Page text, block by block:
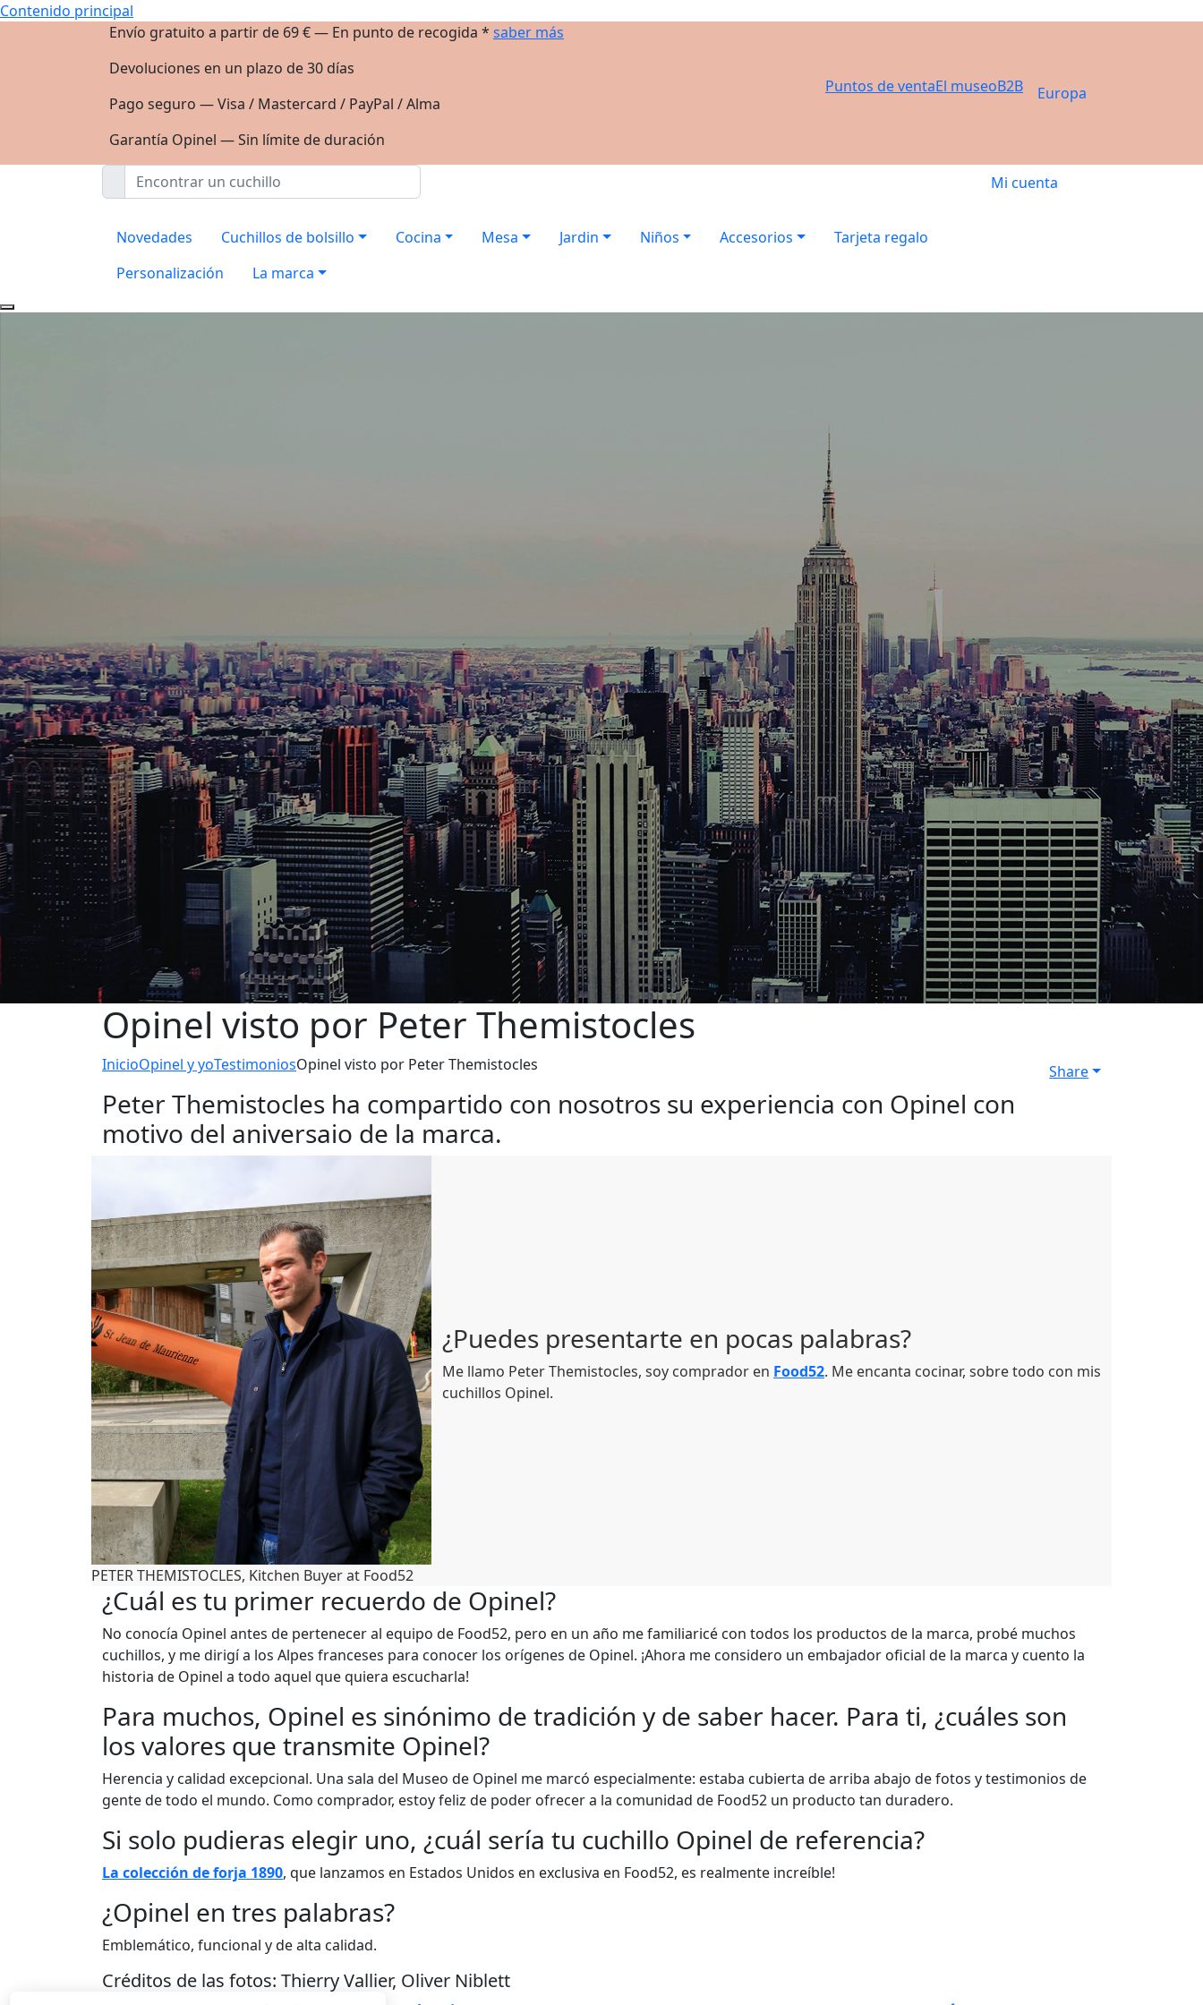
Contenido principal
Envío gratuito a partir de 69 € — En punto de recogida * saber más
Devoluciones en un plazo de 30 días
Pago seguro — Visa / Mastercard / PayPal / Alma
Garantía Opinel — Sin límite de duración
Puntos de ventaEl museoB2B Europa
Mi cuenta
Novedades Cuchillos de bolsillo Cocina Mesa Jardin Niños Accesorios
Tarjeta regalo
Personalización
La marca
Opinel visto por Peter Themistocles
InicioOpinel y yoTestimoniosOpinel visto por Peter Themistocles Share
Peter Themistocles ha compartido con nosotros su experiencia con Opinel con
motivo del aniversaio de la marca.
PETER THEMISTOCLES, Kitchen Buyer at Food52
¿Puedes presentarte en pocas palabras?
Me llamo Peter Themistocles, soy comprador en Food52. Me encanta cocinar, sobre todo con mis
cuchillos Opinel.
¿Cuál es tu primer recuerdo de Opinel?
No conocía Opinel antes de pertenecer al equipo de Food52, pero en un año me familiaricé con todos los productos de la marca, probé muchos
cuchillos, y me dirigí a los Alpes franceses para conocer los orígenes de Opinel. ¡Ahora me considero un embajador oficial de la marca y cuento la
historia de Opinel a todo aquel que quiera escucharla!
Para muchos, Opinel es sinónimo de tradición y de saber hacer. Para ti, ¿cuáles son
los valores que transmite Opinel?
Herencia y calidad excepcional. Una sala del Museo de Opinel me marcó especialmente: estaba cubierta de arriba abajo de fotos y testimonios de
gente de todo el mundo. Como comprador, estoy feliz de poder ofrecer a la comunidad de Food52 un producto tan duradero.
Si solo pudieras elegir uno, ¿cuál sería tu cuchillo Opinel de referencia?
La colección de forja 1890, que lanzamos en Estados Unidos en exclusiva en Food52, es realmente increíble!
¿Opinel en tres palabras?
Emblemático, funcional y de alta calidad.
Créditos de las fotos: Thierry Vallier, Oliver Niblett